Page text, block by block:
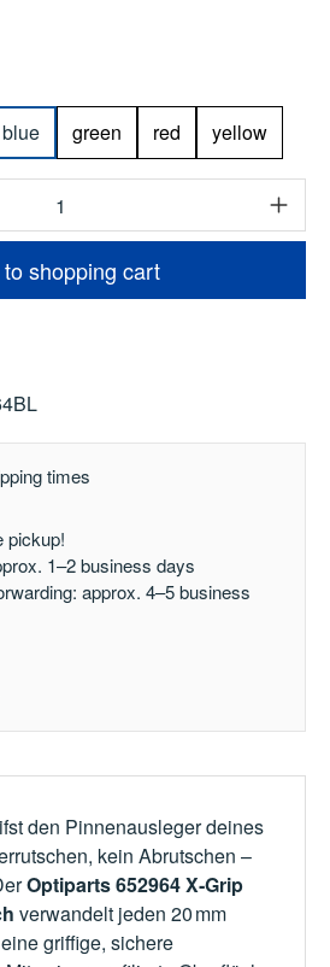
blue green red yellow
Enter the desired
shopping cart
times
pickup!
1–2 business days
approx. 4–5 business
den Pinnenausleger deines
kein Abrutschen –
Optiparts 652964 X‑Grip
verwandelt jeden 20 mm
griffige, sichere